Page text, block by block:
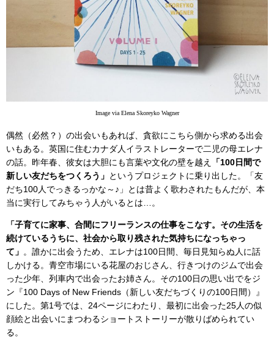
Image via Elena Skoreyko Wagner
偶然（必然？）の出会いもあれば、貪欲にこちら側から求める出会
いもある。英国に住むカナダ人イラストレーターで二児の母エレナ
の話。昨年春、彼女は大胆にも言葉や文化の壁を越え
「100日間で
新しい友だちをつくろう」 というプロジェクトに乗り出した。「友
だち100人でっきるっかな～♪」とは昔よく歌わされたもんだが、本
当に実行してみちゃう人がいるとは…。
「子育てに家事、合間にフリーランスの仕事をこなす。その生活を
続けているうちに、社会から取り残された気持ちになっちゃっ
て」 。誰かに出会うため、エレナは100日間、毎日見知らぬ人に話
しかける。青空市場にいる花屋のおじさん、行きつけのジムで出会
った少年、列車内で出会ったお姉さん。その100日の思い出でをジ
ン『100 Days of New Friends（新しい友だちづくりの100日間）』
にした。第1号では、24ページにわたり、最初に出会った25人の似
顔絵と出会いにまつわるショートストーリーが散りばめられてい
る。